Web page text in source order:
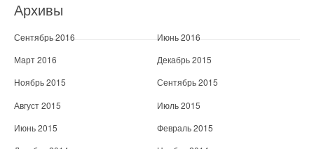
Архивы
Сентябрь 2016
Июнь 2016
Март 2016
Декабрь 2015
Ноябрь 2015
Сентябрь 2015
Август 2015
Июль 2015
Июнь 2015
Февраль 2015